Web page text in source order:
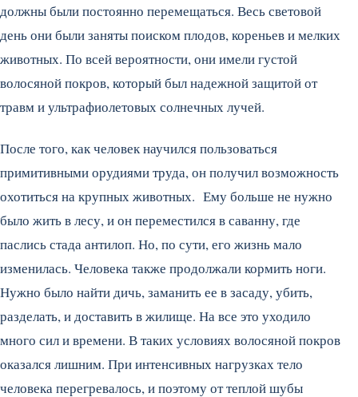
должны были постоянно перемещаться. Весь световой
день они были заняты поиском плодов, кореньев и мелких
животных. По всей вероятности, они имели густой
волосяной покров, который был надежной защитой от
травм и ультрафиолетовых солнечных лучей.
После того, как человек научился пользоваться
примитивными орудиями труда, он получил возможность
охотиться на крупных животных. Ему больше не нужно
было жить в лесу, и он переместился в саванну, где
паслись стада антилоп. Но, по сути, его жизнь мало
изменилась. Человека также продолжали кормить ноги.
Нужно было найти дичь, заманить ее в засаду, убить,
разделать, и доставить в жилище. На все это уходило
много сил и времени. В таких условиях волосяной покров
оказался лишним. При интенсивных нагрузках тело
человека перегревалось, и поэтому от теплой шубы